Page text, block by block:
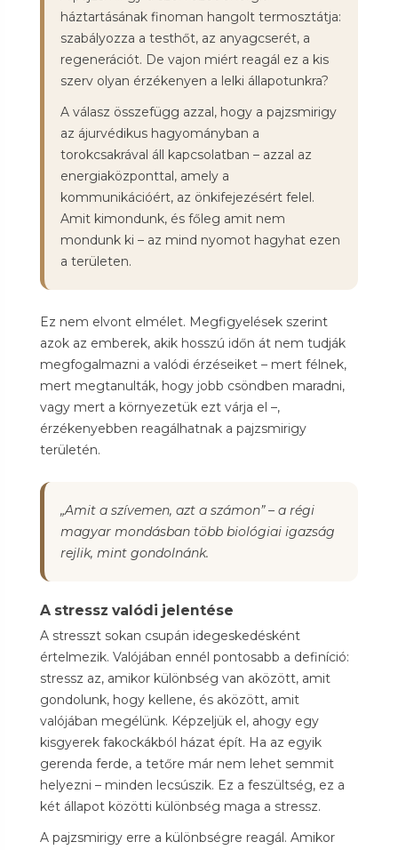
háztartásának finoman hangolt termosztátja:
szabályozza a testhőt, az anyagcserét, a
regenerációt. De vajon miért reagál ez a kis
szerv olyan érzékenyen a lelki állapotunkra?
A válasz összefügg azzal, hogy a pajzsmirigy
az ájurvédikus hagyományban a
torokcsakrával áll kapcsolatban – azzal az
energiaközponttal, amely a
kommunikációért, az önkifejezésért felel.
Amit kimondunk, és főleg amit nem
mondunk ki – az mind nyomot hagyhat ezen
a területen.
Ez nem elvont elmélet. Megfigyelések szerint
azok az emberek, akik hosszú időn át nem tudják
megfogalmazni a valódi érzéseiket – mert félnek,
mert megtanulták, hogy jobb csöndben maradni,
vagy mert a környezetük ezt várja el –,
érzékenyebben reagálhatnak a pajzsmirigy
területén.
„Amit a szívemen, azt a számon” – a régi
magyar mondásban több biológiai igazság
rejlik, mint gondolnánk.
A stressz valódi jelentése
A stresszt sokan csupán idegeskedésként
értelmezik. Valójában ennél pontosabb a definíció:
stressz az, amikor különbség van aközött, amit
gondolunk, hogy kellene, és aközött, amit
valójában megélünk. Képzeljük el, ahogy egy
kisgyerek fakockákból házat épít. Ha az egyik
gerenda ferde, a tetőre már nem lehet semmit
helyezni – minden lecsúszik. Ez a feszültség, ez a
két állapot közötti különbség maga a stressz.
A pajzsmirigy erre a különbségre reagál. Amikor